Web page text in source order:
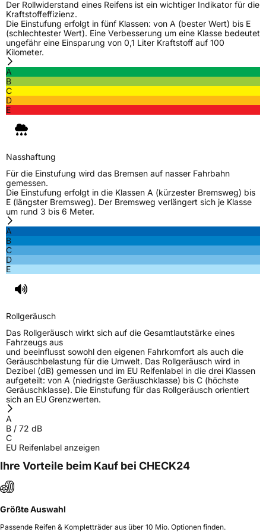
ModellnameCatchPower Plus
FahrzeugartPKW & SUV
Weitere Eigenschaften
SchlauchtypTL
ZustandNeureifen
Verstärkt
EU Label
EffizienzC
Nasshaftung
3PMSF / Schneeflockensymbol / Alpine-Symbol Nein
EPREL ID1906215
Allgemeine Produktsicherheit (GPSR)
HerstellerkontaktLANVIGATOR, Qingdao China,
in der EU
www.haohuatire.com,
miranda@haohuatire.com
Der Rollwiderstand eines Reifens ist ein wichtiger Indikator für die
Kraftstoffeffizienz.
Die Einstufung erfolgt in fünf Klassen: von A (bester Wert) bis E
(schlechtester Wert). Eine Verbesserung um eine Klasse bedeutet
ungefähr eine Einsparung von 0,1 Liter Kraftstoff auf 100
Kilometer.
A
B
C
D
E
Nasshaftung
Für die Einstufung wird das Bremsen auf nasser Fahrbahn
gemessen.
Die Einstufung erfolgt in die Klassen A (kürzester Bremsweg) bis
E (längster Bremsweg). Der Bremsweg verlängert sich je Klasse
um rund 3 bis 6 Meter.
A
B
C
D
E
Rollgeräusch
Das Rollgeräusch wirkt sich auf die Gesamtlautstärke eines
Fahrzeugs aus
und beeinflusst sowohl den eigenen Fahrkomfort als auch die
Geräuschbelastung für die Umwelt. Das Rollgeräusch wird in
Dezibel (dB) gemessen und im EU Reifenlabel in die drei Klassen
aufgeteilt: von A (niedrigste Geräuschklasse) bis C (höchste
Geräuschklasse). Die Einstufung für das Rollgeräusch orientiert
sich an EU Grenzwerten.
A
B / 72 dB
C
EU Reifenlabel anzeigen
Ihre Vorteile beim Kauf bei CHECK24
Größte Auswahl
Passende Reifen & Kompletträder aus über 10 Mio. Optionen finden.